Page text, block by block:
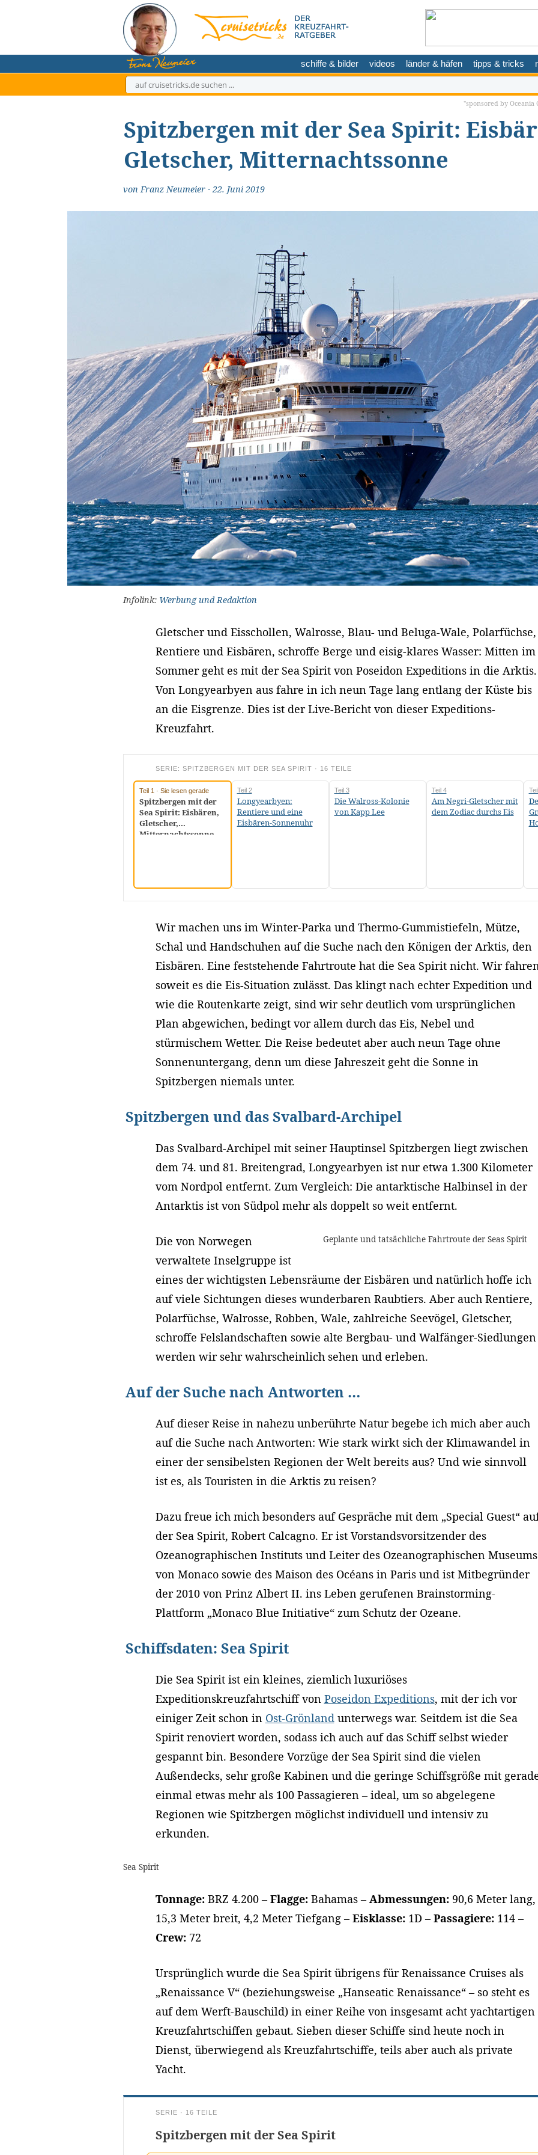
schiffe & bilder videos länder & häfen tipps & tricks
"sponsored by Oceania
Spitzbergen mit der Sea Spirit:
Gletscher, Mitternachtssonne
vonFranz Neumeier·22. Juni 2019
Infolink: Werbung und Redaktion
Gletscher und Eisschollen, Walrosse, Blau- und Beluga-Wale, Polarfüchse,
Rentiere und Eisbären, schroffe Berge und eisig-klares Wasser: Mitten im
Sommer geht es mit der Sea Spirit von Poseidon Expeditions in die Arktis.
Von Longyearbyen aus fahre in ich neun Tage lang entlang der Küste bis
an die Eisgrenze. Dies ist der Live-Bericht von dieser Expeditions-
Kreuzfahrt.
SERIE: SPITZBERGEN MIT DER SEA SPIRIT · 16 TEILE
Teil 1 · Sie lesen gerade
Spitzbergen mit der
Sea Spirit: Eisbären,
Gletscher,
Mitternachtssonne
Teil 2
Longyearbyen:
Rentiere und eine
Eisbären-Sonnenuhr
Teil 3
Die Walross-Kolonie
von Kapp Lee
Teil 4
Am Negri-Gletscher mit
dem Zodiac durchs Eis
Wir machen uns im Winter-Parka und Thermo-Gummistiefeln, Mütze,
Schal und Handschuhen auf die Suche nach den Königen der Arktis, den
Eisbären. Eine feststehende Fahrtroute hat die Sea Spirit nicht. Wir
soweit es die Eis-Situation zulässt. Das klingt nach echter Expedition und
wie die Routenkarte zeigt, sind wir sehr deutlich vom ursprünglichen
Plan abgewichen, bedingt vor allem durch das Eis, Nebel und
stürmischem Wetter. Die Reise bedeutet aber auch neun Tage ohne
Sonnenuntergang, denn um diese Jahreszeit geht die Sonne in
Spitzbergen niemals unter.
Spitzbergen und das Svalbard-Archipel
Das Svalbard-Archipel mit seiner Hauptinsel Spitzbergen liegt zwischen
dem 74. und 81. Breitengrad, Longyearbyen ist nur etwa 1.300 Kilometer
vom Nordpol entfernt. Zum Vergleich: Die antarktische Halbinsel in der
Antarktis ist von Südpol mehr als doppelt so weit entfernt.
Geplante und tatsächliche Fahrtroute der Seas Spirit
Die von Norwegen
verwaltete Inselgruppe ist
eines der wichtigsten Lebensräume der Eisbären und natürlich hoffe ich
auf viele Sichtungen dieses wunderbaren Raubtiers. Aber auch Rentiere,
Polarfüchse, Walrosse, Robben, Wale, zahlreiche Seevögel, Gletscher,
schroffe Felslandschaften sowie alte Bergbau- und Walfänger-Siedlungen
werden wir sehr wahrscheinlich sehen und erleben.
Auf der Suche nach Antworten …
Auf dieser Reise in nahezu unberührte Natur begebe ich mich aber auch
auf die Suche nach Antworten: Wie stark wirkt sich der Klimawandel in
einer der sensibelsten Regionen der Welt bereits aus? Und wie sinnvoll
ist es, als Touristen in die Arktis zu reisen?
Dazu freue ich mich besonders auf Gespräche mit dem „Special Guest“
der Sea Spirit, Robert Calcagno. Er ist Vorstandsvorsitzender des
Ozeanographischen Instituts und Leiter des Ozeanographischen Museums
von Monaco sowie des Maison des Océans in Paris und ist Mitbegründer
der 2010 von Prinz Albert II. ins Leben gerufenen Brainstorming-
Plattform „Monaco Blue Initiative“ zum Schutz der Ozeane.
Schiffsdaten: Sea Spirit
Die Sea Spirit ist ein kleines, ziemlich luxuriöses
Expeditionskreuzfahrtschiff von Poseidon Expeditions, mit der ich vor
einiger Zeit schon in Ost-Grönlandunterwegs war. Seitdem ist die Sea
Spirit renoviert worden, sodass ich auch auf das Schiff selbst wieder
gespannt bin. Besondere Vorzüge der Sea Spirit sind die vielen
Außendecks, sehr große Kabinen und die geringe Schiffsgröße mit
einmal etwas mehr als 100 Passagieren – ideal, um so abgelegene
Regionen wie Spitzbergen möglichst individuell und intensiv zu
erkunden.
Sea Spirit
Tonnage:BRZ 4.200 – Flagge:Bahamas – Abmessungen:90,6 Meter lang,
15,3 Meter breit, 4,2 Meter Tiefgang – Eisklasse:1D – Passagiere:114 –
Crew:72
Ursprünglich wurde die Sea Spirit übrigens für Renaissance Cruises als
„Renaissance V“ (beziehungsweise „Hanseatic Renaissance“ – so steht es
auf dem Werft-Bauschild) in einer Reihe von insgesamt acht yachtartigen
Kreuzfahrtschiffen gebaut. Sieben dieser Schiffe sind heute noch in
Dienst, überwiegend als Kreuzfahrtschiffe, teils aber auch als private
Yacht.
SERIE · 16 TEILE
Spitzbergen mit der Sea Spirit
"Transparent und ehrlich"